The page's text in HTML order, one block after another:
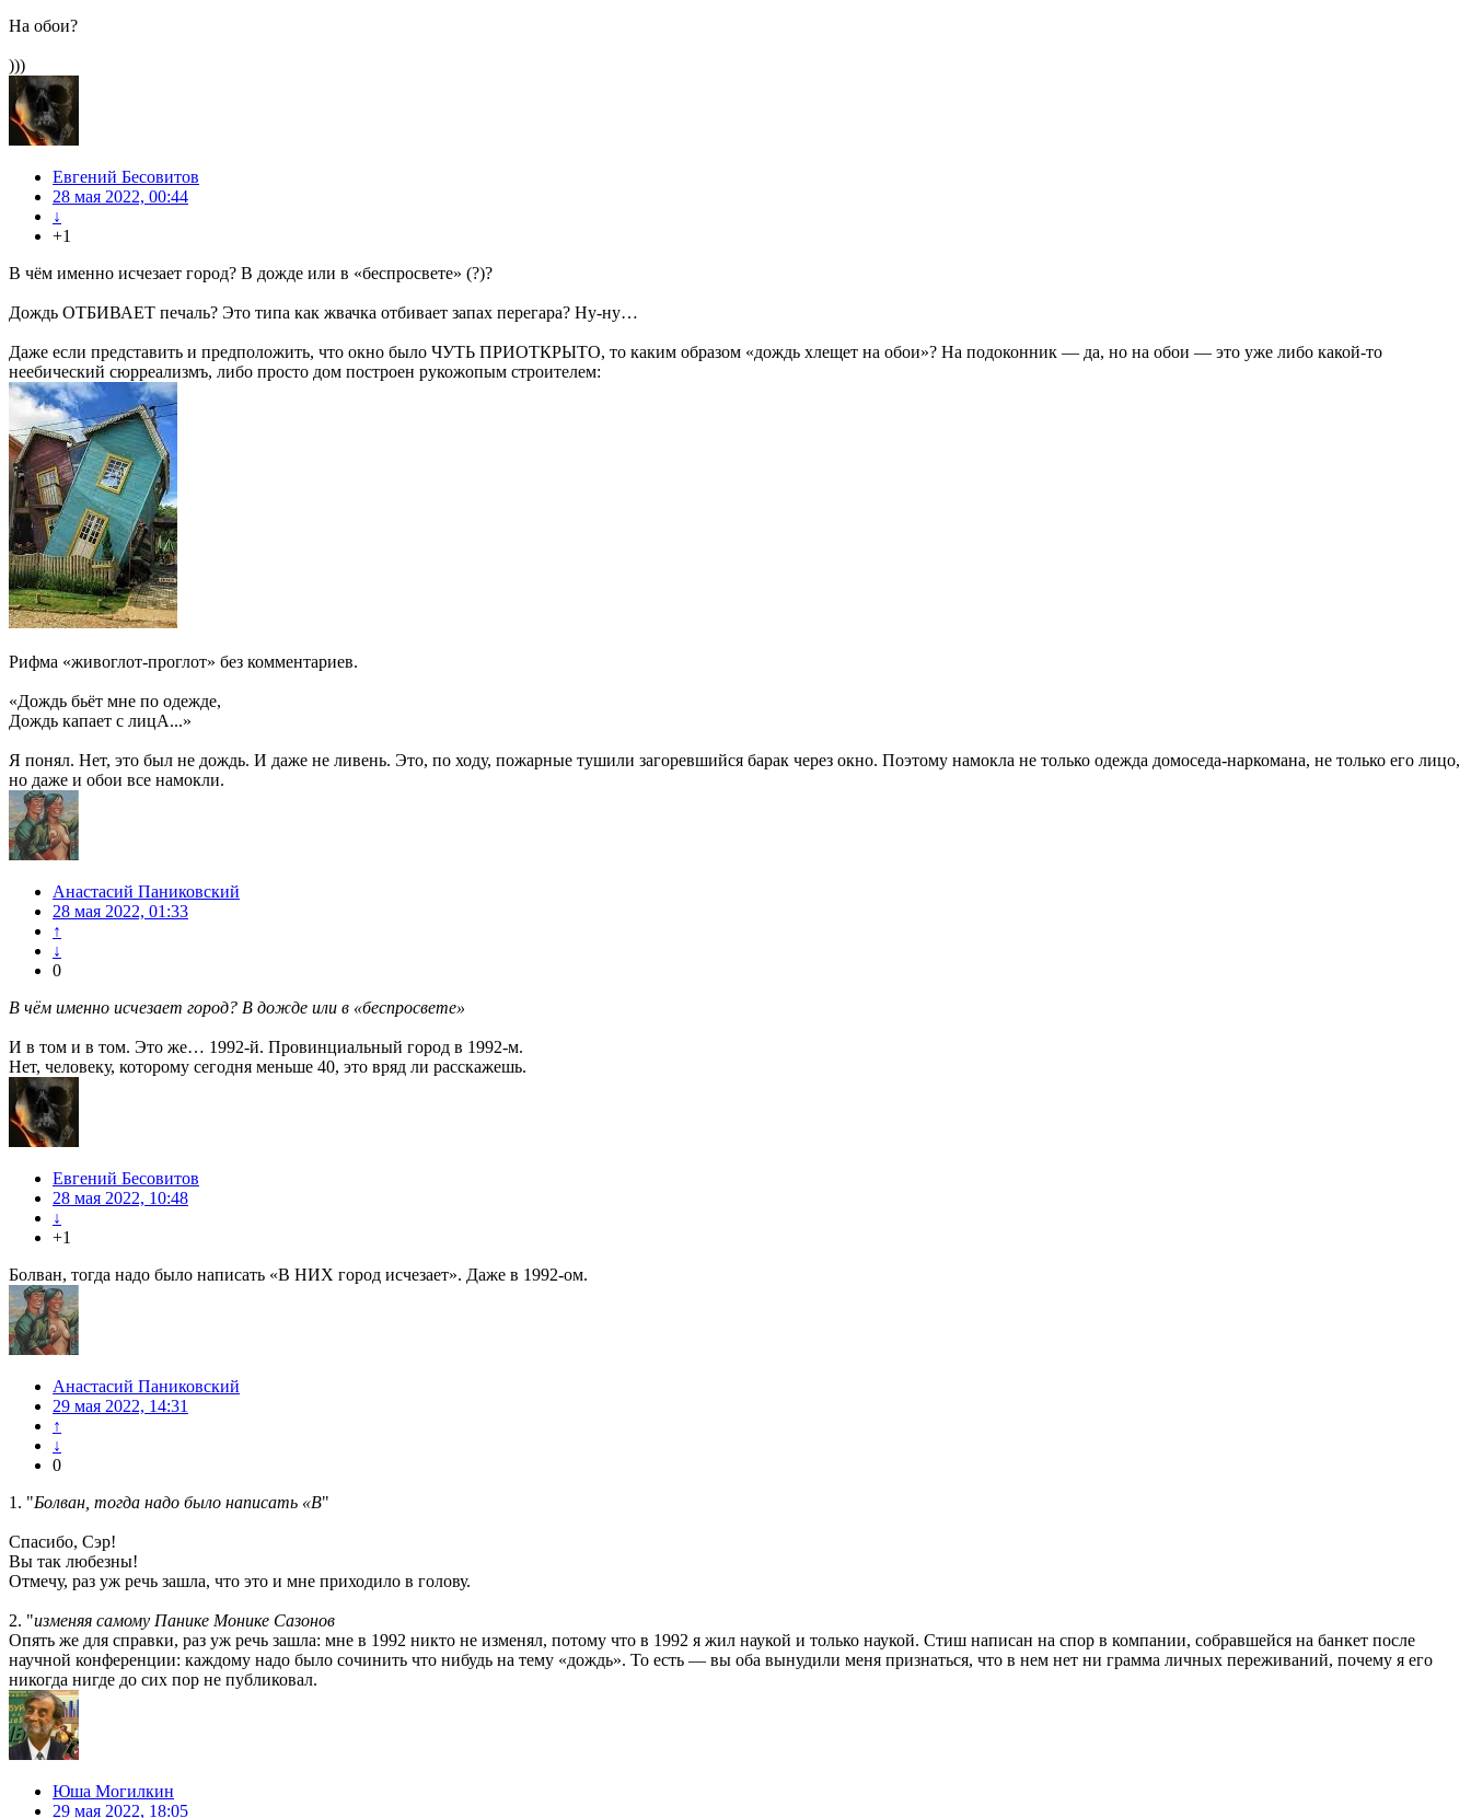
На обои?
)))
Евгений Бесовитов
28 мая 2022, 00:44
↓
+1
В чём именно исчезает город? В дожде или в «беспросвете» (?)?
Дождь ОТБИВАЕТ печаль? Это типа как жвачка отбивает запах перегара? Ну-ну…
Даже если представить и предположить, что окно было ЧУТЬ ПРИОТКРЫТО, то каким образом «дождь хлещет на обои»? На подоконник — да, но на обои — это уже либо какой-то
неебический сюрреализмъ, либо просто дом построен рукожопым строителем:
Рифма «живоглот-проглот» без комментариев.
«Дождь бьёт мне по одежде,
Дождь капает с лицА...»
Я понял. Нет, это был не дождь. И даже не ливень. Это, по ходу, пожарные тушили загоревшийся барак через окно. Поэтому намокла не только одежда домоседа-наркомана, не только его лицо,
но даже и обои все намокли.
Анастасий Паниковский
28 мая 2022, 01:33
↑
↓
0
В чём именно исчезает город? В дожде или в «беспросвете»
И в том и в том. Это же… 1992-й. Провинциальный город в 1992-м.
Нет, человеку, которому сегодня меньше 40, это вряд ли расскажешь.
Евгений Бесовитов
28 мая 2022, 10:48
↓
+1
Болван, тогда надо было написать «В НИХ город исчезает». Даже в 1992-ом.
Анастасий Паниковский
29 мая 2022, 14:31
↑
↓
0
1. "Болван, тогда надо было написать «В"
Спасибо, Сэр!
Вы так любезны!
Отмечу, раз уж речь зашла, что это и мне приходило в голову.
2. "изменяя самому Панике Монике Сазонов
Опять же для справки, раз уж речь зашла: мне в 1992 никто не изменял, потому что в 1992 я жил наукой и только наукой. Стиш написан на спор в компании, собравшейся на банкет после
научной конференции: каждому надо было сочинить что нибудь на тему «дождь». То есть — вы оба вынудили меня признаться, что в нем нет ни грамма личных переживаний, почему я его
никогда нигде до сих пор не публиковал.
Юша Могилкин
29 мая 2022, 18:05